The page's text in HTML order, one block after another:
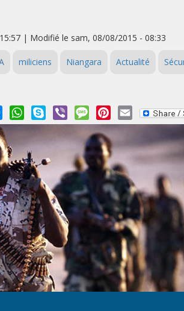
| Modifié le sam, 08/08/2015 - 08:33
miliciens Niangara Actualité
MessengerWhatsApp
Skype Viber MessagePinterest
Email